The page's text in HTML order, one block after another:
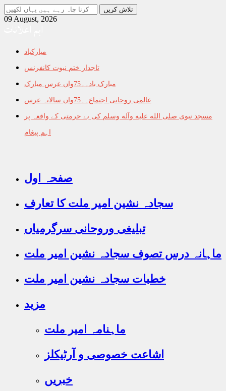
جو
تلاش
یہاں
09 August, 2026
اہم اعلانات
مبارکباد
تاجدار ختم نبوت کانفرنس
مبارک باد۔۔75واں عرس مبارک
عالمی روحانی اجتماع۔۔75واں سالانہ عرس
مسجد نبوی صلى الله عليه وآله وسلم کی بے حرمتی کے واقعہ پر
اہم پیغام
صفحہ اول
سجادہ نشین امیر ملت کا تعارف
تبلیغی وروحانی سرگرمیاں
ماہانہ درس تصوف سجادہ نشین امیر ملت
خطبات سجادہ نشین امیر ملت
مزید
ماہنامہ امیر ملت
اشاعت خصوصی و آرٹیکلز
خبریں